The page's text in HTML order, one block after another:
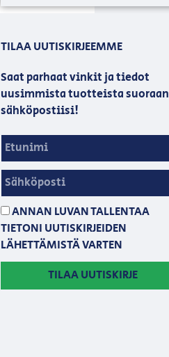
TILAA UUTISKIRJEEMME
Saat parhaat vinkit ja tiedot
uusimmista tuotteista suoraan
sähköpostiisi!
ANNAN LUVAN TALLENTAA
TIETONI UUTISKIRJEIDEN
LÄHETTÄMISTÄ VARTEN
TILAA UUTISKIRJE